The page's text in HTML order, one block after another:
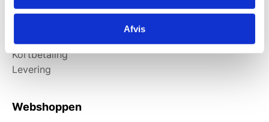
Afvis
Information
Kortbetaling
Levering
Webshoppen